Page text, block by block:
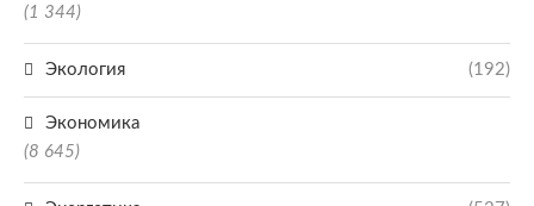
(1 344)
Экология (192)
Экономика
(8 645)